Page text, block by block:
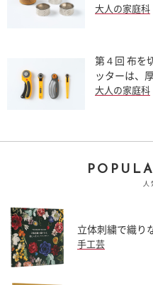
大人の家庭科
第４回 布を
ッターは、
大人の家庭科
人
立体刺繍で織り
手工芸